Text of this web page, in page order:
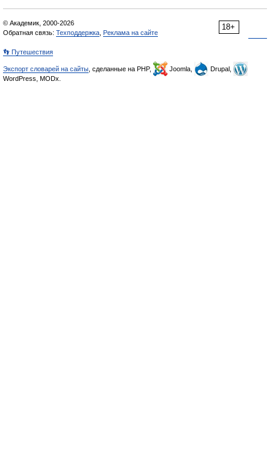
18+
© Академик, 2000-2026
Обратная связь: Техподдержка Реклама на сайте
👣 Путешествия
Экспорт словарей на сайты , сделанные на PHP, Joomla,
Drupal,
WordPress, MODx.